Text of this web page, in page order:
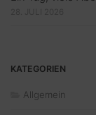
KATEGORIEN
Allgemein